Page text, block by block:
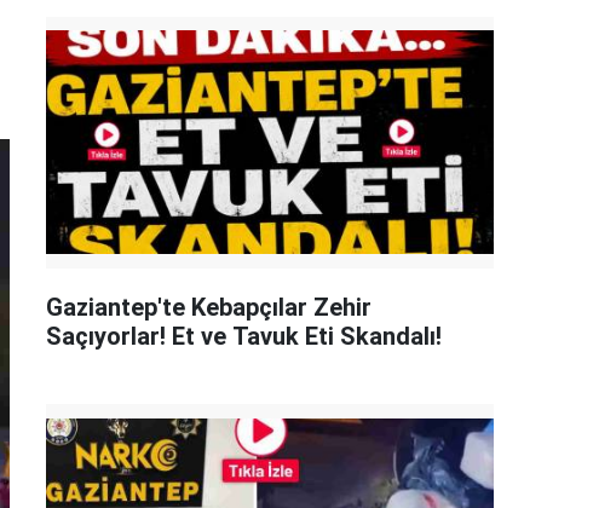
Gaziantep'te Kebapçılar Zehir
Saçıyorlar! Et ve Tavuk Eti Skandalı!